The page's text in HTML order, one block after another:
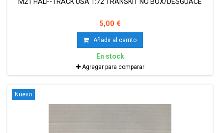
5,00 €
Añadir al carrito
En stock
Agregar para comparar
Nuevo